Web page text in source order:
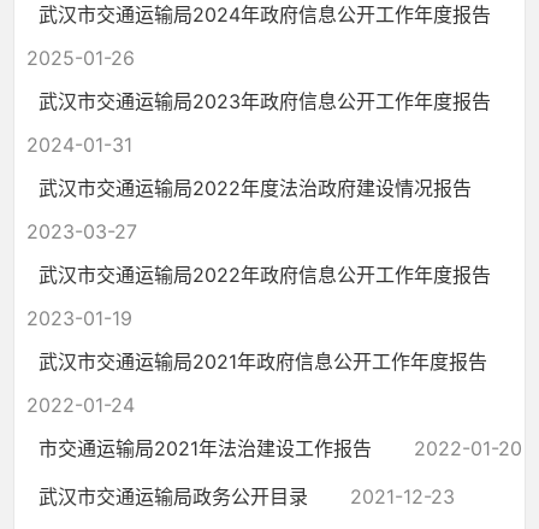
武汉市交通运输局2024年政府信息公开工作年度报告
2025-01-26
武汉市交通运输局2023年政府信息公开工作年度报告
2024-01-31
武汉市交通运输局2022年度法治政府建设情况报告
2023-03-27
武汉市交通运输局2022年政府信息公开工作年度报告
2023-01-19
武汉市交通运输局2021年政府信息公开工作年度报告
2022-01-24
市交通运输局2021年法治建设工作报告
2022-01-20
武汉市交通运输局政务公开目录
2021-12-23